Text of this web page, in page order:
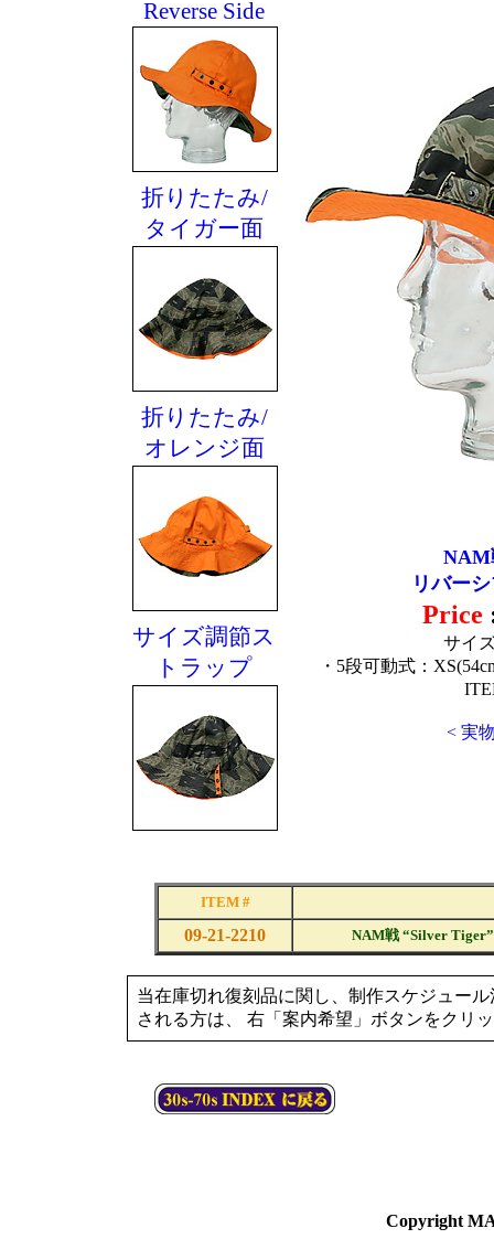
Reverse Side
折りたたみ/
タイガー面
折りたたみ/
オレンジ面
サイズ調節ス
トラップ
NAM
リバー
Price
サイ
・5段可動式：
< 実
ITEM #
09-21-2210 NAM戦 “Silver
当在庫切れ復刻品に関し、制作スケジュー
される方は、 右「案内希望」ボタンをクリ
Copyright